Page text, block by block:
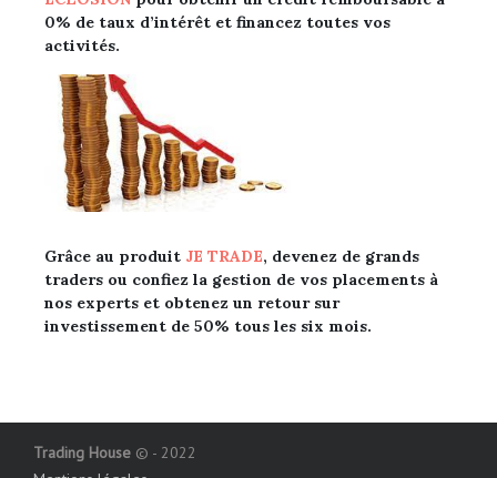
0% de taux d’intérêt et financez toutes vos
activités.
Grâce au produit JE TRADE, devenez de grands
traders ou confiez la gestion de vos placements à
nos experts et obtenez un retour sur
investissement de 50% tous les six mois.
Trading House © - 2022